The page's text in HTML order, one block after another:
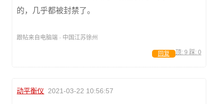
的，几乎都被封禁了。
跟帖来自电脑端 · 中国江苏徐州
顶: 9 踩: 0
回复
动平衡仪 2021-03-22 10:56:57